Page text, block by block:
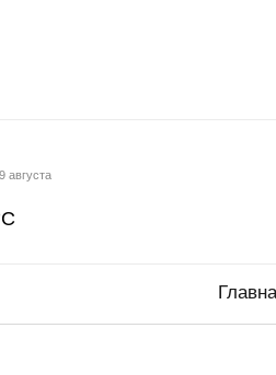
августа